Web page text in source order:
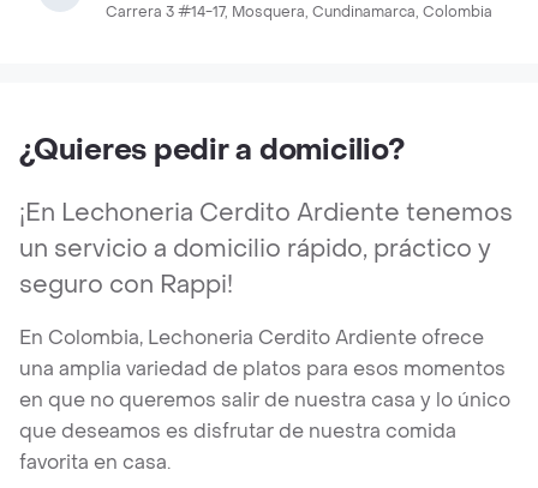
Carrera 3 #14-17, Mosquera, Cundinamarca, Colombia
¿Quieres pedir a domicilio?
¡En Lechoneria Cerdito Ardiente tenemos
un servicio a domicilio rápido, práctico y
seguro con Rappi!
En Colombia, Lechoneria Cerdito Ardiente ofrece
una amplia variedad de platos para esos momentos
en que no queremos salir de nuestra casa y lo único
que deseamos es disfrutar de nuestra comida
favorita en casa.